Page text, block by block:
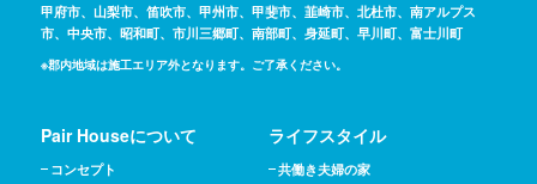
甲府市、山梨市、笛吹市、甲州市、甲斐市、韮崎市、北杜市、南アルプス
市、中央市、昭和町、市川三郷町、南部町、身延町、早川町、富士川町
※郡内地域は施工エリア外となります。ご了承ください。
Pair Houseについて
コンセプト
ライフスタイル
共働き夫婦の家